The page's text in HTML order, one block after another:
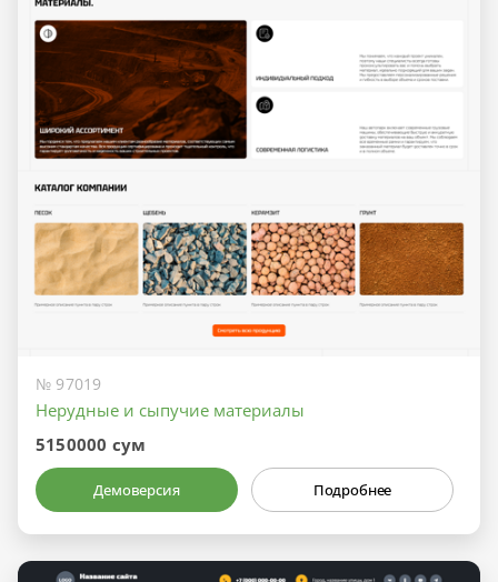
№ 97019
Нерудные и сыпучие материалы
5150000 сум
Демоверсия Подробнее